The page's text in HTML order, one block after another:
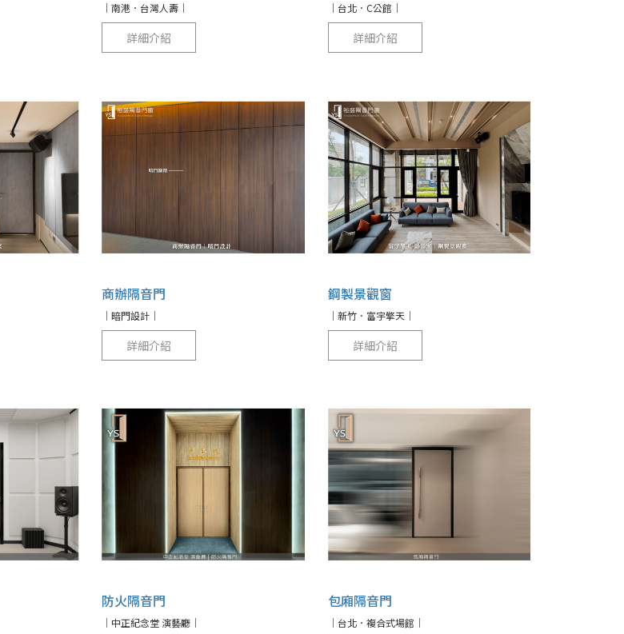
｜南港．台灣人壽｜
詳細介紹
｜台北．C公館｜
詳細介紹
商辦隔音門
｜暗門設計｜
詳細介紹
鋼製景觀窗
｜新竹．富宇擎天｜
詳細介紹
防火隔音門
｜中正紀念堂 演藝廳｜
包廂隔音門
｜台北．複合式場館｜